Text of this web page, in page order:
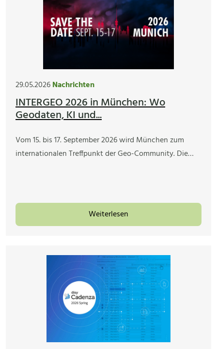
29.05.2026Nachrichten
INTERGEO 2026 in München: Wo
Geodaten, KI und...
Vom 15. bis 17. September 2026 wird München zum
internationalen Treffpunkt der Geo-Community. Die…
Weiterlesen